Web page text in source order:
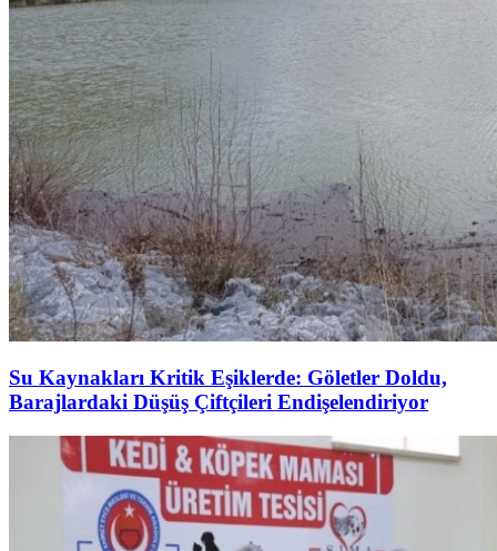
Su Kaynakları Kritik Eşiklerde: Göletler Doldu,
Barajlardaki Düşüş Çiftçileri Endişelendiriyor